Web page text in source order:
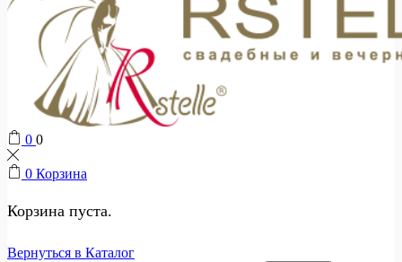
0 0
0 Корзина
Корзина пуста.
Вернуться в Каталог